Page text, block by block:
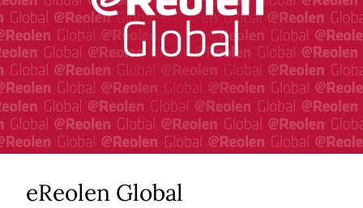
eReolen Global